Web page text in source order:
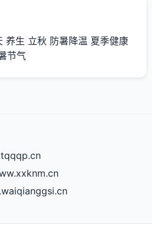
养生 立秋 防暑降温 夏季健康
节气